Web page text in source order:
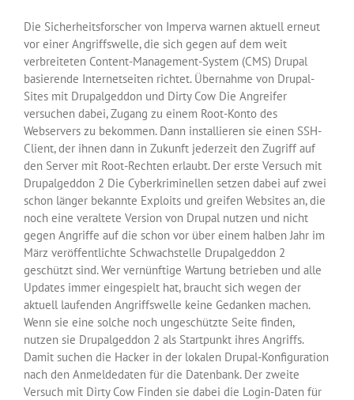
Die Sicherheitsforscher von Imperva warnen aktuell erneut
vor einer Angriffswelle, die sich gegen auf dem weit
verbreiteten Content-Management-System (CMS) Drupal
basierende Internetseiten richtet. Übernahme von Drupal-
Sites mit Drupalgeddon und Dirty Cow Die Angreifer
versuchen dabei, Zugang zu einem Root-Konto des
Webservers zu bekommen. Dann installieren sie einen SSH-
Client, der ihnen dann in Zukunft jederzeit den Zugriff auf
den Server mit Root-Rechten erlaubt. Der erste Versuch mit
Drupalgeddon 2 Die Cyberkriminellen setzen dabei auf zwei
schon länger bekannte Exploits und greifen Websites an, die
noch eine veraltete Version von Drupal nutzen und nicht
gegen Angriffe auf die schon vor über einem halben Jahr im
März veröffentlichte Schwachstelle Drupalgeddon 2
geschützt sind. Wer vernünftige Wartung betrieben und alle
Updates immer eingespielt hat, braucht sich wegen der
aktuell laufenden Angriffswelle keine Gedanken machen.
Wenn sie eine solche noch ungeschützte Seite finden,
nutzen sie Drupalgeddon 2 als Startpunkt ihres Angriffs.
Damit suchen die Hacker in der lokalen Drupal-Konfiguration
nach den Anmeldedaten für die Datenbank. Der zweite
Versuch mit Dirty Cow Finden sie dabei die Login-Daten für